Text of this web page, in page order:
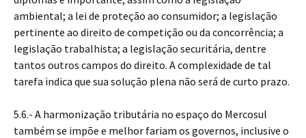
ambiental; a lei de proteção ao consumidor; a legislação
pertinente ao direito de competição ou da concorrência; a
legislação trabalhista; a legislação securitária, dentre
tantos outros campos do direito. A complexidade de tal
tarefa indica que sua solução plena não será de curto prazo.
5.6.- A harmonização tributária no espaço do Mercosul
também se impõe e melhor fariam os governos, inclusive o